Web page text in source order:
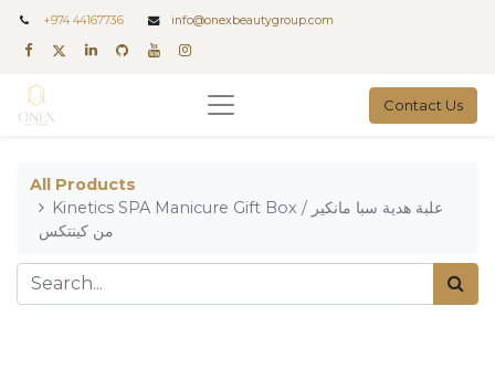
+974 44167736 info@onexbeautygroup.com
Contact Us
All Products
Kinetics SPA Manicure Gift Box / علبة هدية سبا مانكير
من كينتكس